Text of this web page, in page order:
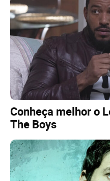
Conheça melhor o
The Boys